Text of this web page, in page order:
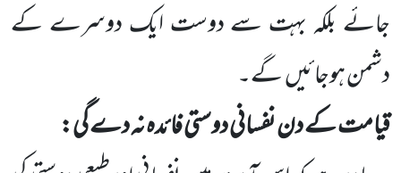
جائے بلکہ بہت سے دوست ایک دوسرے کے
دشمن ہوجائیںگے۔
قیامت کے دن نفسانی دوستی فائدہ نہ دے گی: